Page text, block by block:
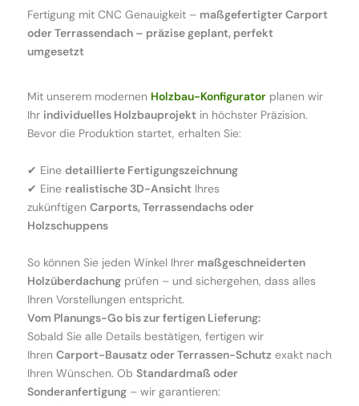
Fertigung mit CNC Genauigkeit – maßgefertigter Carport
oder Terrassendach – präzise geplant, perfekt
umgesetzt
Mit unserem modernen Holzbau-Konfigurator planen wir
Ihr individuelles Holzbauprojekt in höchster Präzision.
Bevor die Produktion startet, erhalten Sie:
✔ Eine detaillierte Fertigungszeichnung
✔ Eine realistische 3D-Ansicht Ihres
zukünftigen Carports, Terrassendachs oder
Holzschuppens
So können Sie jeden Winkel Ihrer maßgeschneiderten
Holzüberdachung prüfen – und sichergehen, dass alles
Ihren Vorstellungen entspricht.
Vom Planungs-Go bis zur fertigen Lieferung:
Sobald Sie alle Details bestätigen, fertigen wir
Ihren Carport-Bausatz oder Terrassen-Schutz exakt nach
Ihren Wünschen. Ob Standardmaß oder
Sonderanfertigung – wir garantieren: